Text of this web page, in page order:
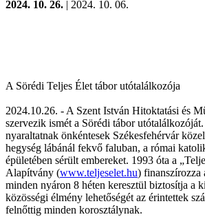
2024. 10. 26. | 2024. 10. 06.
A Sörédi Teljes Élet tábor utótalálkozója
2024.10.26. - A Szent István Hitoktatási és
szervezik ismét a Sörédi tábor
nyaraltatnak önkéntesek Székesfehérvár
hegység lábánál fekvő faluban, a római
épületében sérült embereket. 1993 óta a
Alapítvány (www.teljeselet.hu) finanszírozza
minden nyáron 8 héten keresztül biztosítja a
közösségi élmény lehetőségét az érintettek
felnőttig minden korosztálynak.